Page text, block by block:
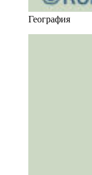
География